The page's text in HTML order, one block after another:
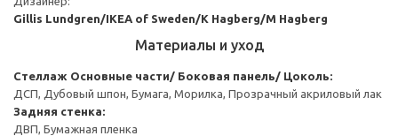
Gillis Lundgren/IKEA of Sweden/K Hagberg/M Hagberg
Материалы и уход
Стеллаж Основные части/ Боковая панель/ Цоколь:
ДСП, Дубовый шпон, Бумага, Морилка, Прозрачный акриловый лак
Задняя стенка:
ДВП, Бумажная пленка